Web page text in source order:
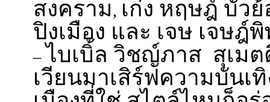
สงคราม, เก่ง หฤษฎ์ บัว
ปิงเมือง และ เจษ เจษ
– ไบเบิ้ล วิชญ์ภาส สุเม
เวียนมาเสิร์ฟความบันเ